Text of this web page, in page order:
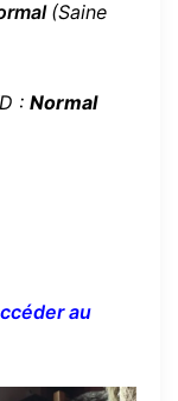
(Saine
: Normal
au